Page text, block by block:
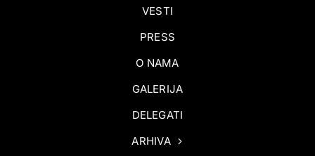
VESTI
PRESS
O NAMA
GALERIJA
DELEGATI
ARHIVA